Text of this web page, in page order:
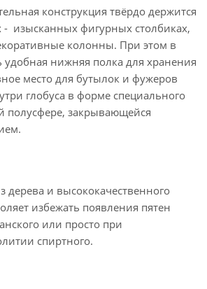
конструкция твёрдо держится
- изысканных фигурных столбиках,
колонны. При этом в
удобная нижняя полка для хранения
место для бутылок и фужеров
глобуса в форме специального
полусфере, закрывающейся
и высококачественного
избежать появления пятен
или просто при
спиртного.